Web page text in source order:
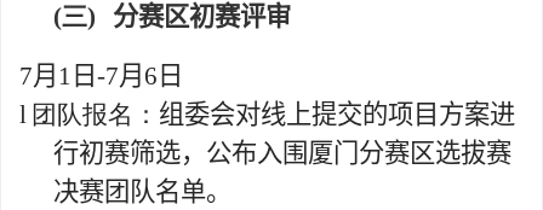
(三) 分赛区初赛评审
7月 1 日 -7月 6 日
l 团队报名： 组委会对线上提交的项目方案进
行初赛筛选，公布入围厦门分赛区选拔赛
决赛团队名单。